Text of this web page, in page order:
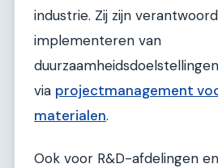
industrie. Zij zijn
implementeren van
via projectmanagement
materialen.
Ook voor R&D-afdelingen en